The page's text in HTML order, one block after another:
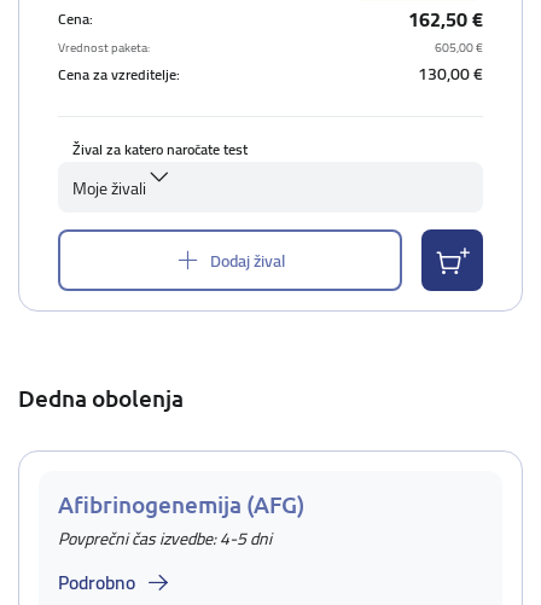
Cena:
162,50 €
Vrednost paketa: 605,00 €
Cena za vzreditelje: 130,00 €
Žival za katero naročate test
Moje živali
Dodaj žival
Dedna obolenja
Afibrinogenemija (AFG)
Povprečni čas izvedbe: 4-5 dni
Podrobno